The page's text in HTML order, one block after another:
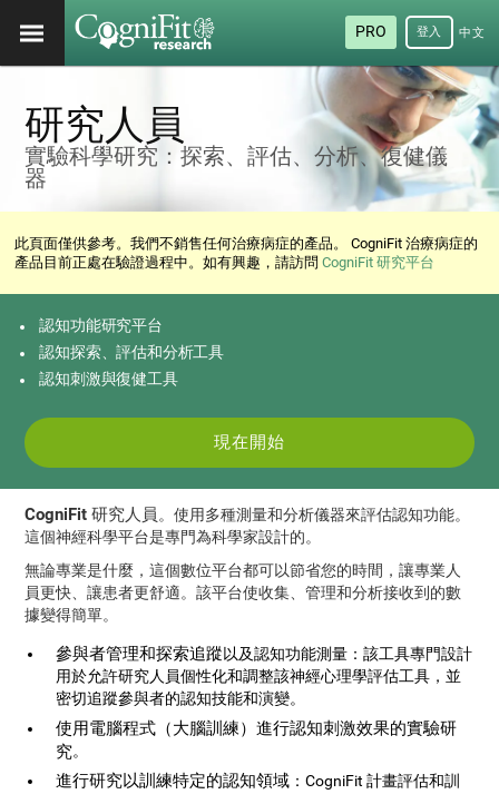
PRO 中文
(繁
體)
登入
研究人員
實驗科學研究：探索、評估、分析、復健儀
器
此頁面僅供參考。我們不銷售任何治療病症的產品。 CogniFit 治療病症的
產品目前正處在驗證過程中。如有興趣，請訪問CogniFit 研究平台
認知功能研究平台
認知探索、評估和分析工具
認知刺激與復健工具
現在開始
CogniFit 研究人員 。使用多種測量和分析儀器來評估認知功能。
這個神經科學平台是專門為科學家設計的。
無論專業是什麼，這個數位平台都可以節省您的時間，讓專業人
員更快、讓患者更舒適。該平台使收集、管理和分析接收到的數
據變得簡單。
參與者管理和探索追蹤以及認知功能測量：該工具專門設計
用於允許研究人員個性化和調整該神經心理學評估工具，並
密切追蹤參與者的認知技能和演變。
使用電腦程式（大腦訓練）進行認知刺激效果的實驗研
究。
進行研究以訓練特定的認知領域 ：CogniFit 計畫評估和訓